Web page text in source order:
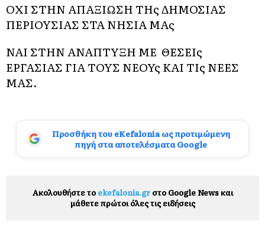
ΟΧΙ ΣΤΗΝ ΑΠΑΞΙΩΣΗ ΤΗς ΔΗΜΟΣΙΑΣ
ΠΕΡΙΟΥΣΙΑΣ ΣΤΑ ΝΗΣΙΑ ΜΑς
ΝΑΙ ΣΤΗΝ ΑΝΑΠΤΥΞΗ ΜΕ ΘΕΣΕΙς
ΕΡΓΑΣΙΑΣ ΓΙΑ ΤΟΥΣ ΝΕΟΥς ΚΑΙ ΤΙς ΝΕΕΣ
ΜΑΣ.
Προσθήκη του eKefalonia ως προτιμώμενη
πηγή στα αποτελέσματα Google
Ακολουθήστε το ekefalonia.grστο Google News και
μάθετε πρώτοι όλες τις ειδήσεις